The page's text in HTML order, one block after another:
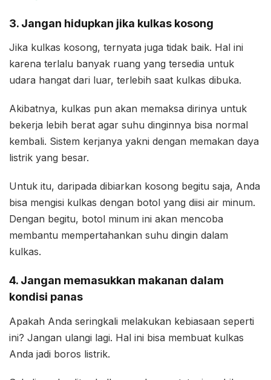
3. Jangan hidupkan jika kulkas kosong
Jika kulkas kosong, ternyata juga tidak baik. Hal ini
karena terlalu banyak ruang yang tersedia untuk
udara hangat dari luar, terlebih saat kulkas dibuka.
Akibatnya, kulkas pun akan memaksa dirinya untuk
bekerja lebih berat agar suhu dinginnya bisa normal
kembali. Sistem kerjanya yakni dengan memakan daya
listrik yang besar.
Untuk itu, daripada dibiarkan kosong begitu saja, Anda
bisa mengisi kulkas dengan botol yang diisi air minum.
Dengan begitu, botol minum ini akan mencoba
membantu mempertahankan suhu dingin dalam
kulkas.
4. Jangan memasukkan makanan dalam
kondisi panas
Apakah Anda seringkali melakukan kebiasaan seperti
ini? Jangan ulangi lagi. Hal ini bisa membuat kulkas
Anda jadi boros listrik.